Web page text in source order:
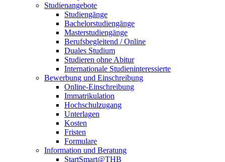
Studienangebote
Studiengänge
Bachelorstudiengänge
Masterstudiengänge
Berufsbegleitend / Online
Duales Studium
Studieren ohne Abitur
Internationale Studieninteressierte
Bewerbung und Einschreibung
Online-Einschreibung
Immatrikulation
Hochschulzugang
Unterlagen
Kosten
Fristen
Formulare
Information und Beratung
StartSmart@THB